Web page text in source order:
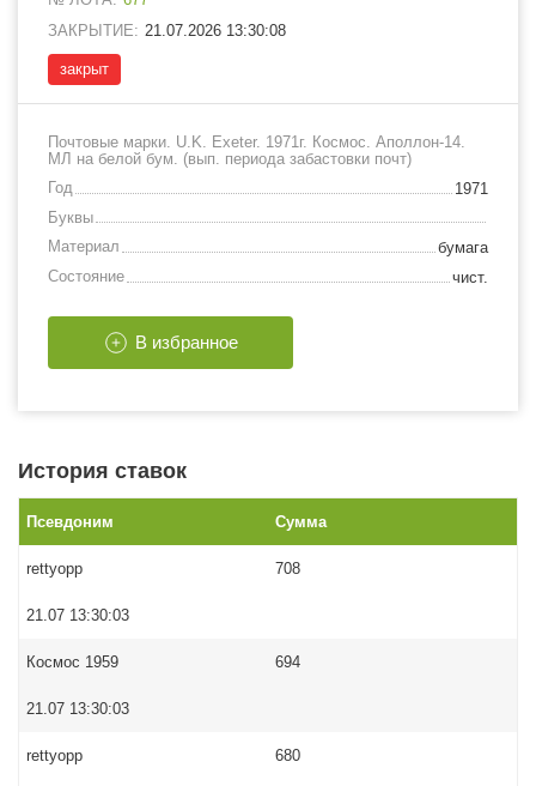
ЗАКРЫТИЕ: 21.07.2026 13:30:08
закрыт
Почтовые марки. U.K. Exeter. 1971г. Космос. Аполлон-14.
МЛ на белой бум. (вып. периода забастовки почт)
Год
1971
Буквы
Материал
бумага
Состояние
чист.
В избранное
История ставок
Псевдоним Сумма
rettyopp 708
21.07 13:30:03
Космос 1959 694
21.07 13:30:03
rettyopp 680